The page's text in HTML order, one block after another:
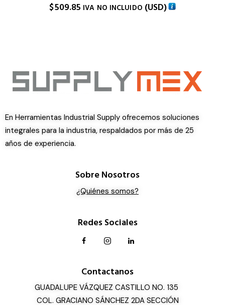
$509.85 IVA NO INCLUIDO (USD)
En Herramientas Industrial Supply ofrecemos soluciones
integrales para la industria, respaldados por más de 25
años de experiencia.
Sobre Nosotros
¿Quiénes somos?
Redes Sociales
Contactanos
GUADALUPE VÁZQUEZ CASTILLO NO. 135
COL. GRACIANO SÁNCHEZ 2DA SECCIÓN